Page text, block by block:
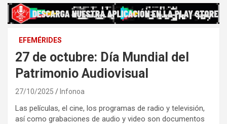
EFEMÉRIDES
27 de octubre: Día Mundial del
Patrimonio Audiovisual
27/10/2025 Infonoa
Las películas, el cine, los programas de radio y televisión,
así como grabaciones de audio y video son documentos